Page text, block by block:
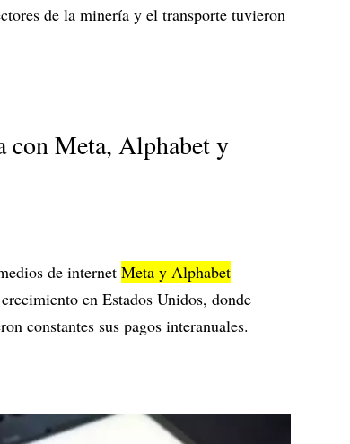
de la minería y el transporte tuvieron
con Meta, Alphabet y
de internet Meta y Alphabet
en Estados Unidos, donde
constantes sus pagos interanuales.